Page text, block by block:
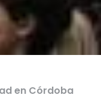
en Córdoba